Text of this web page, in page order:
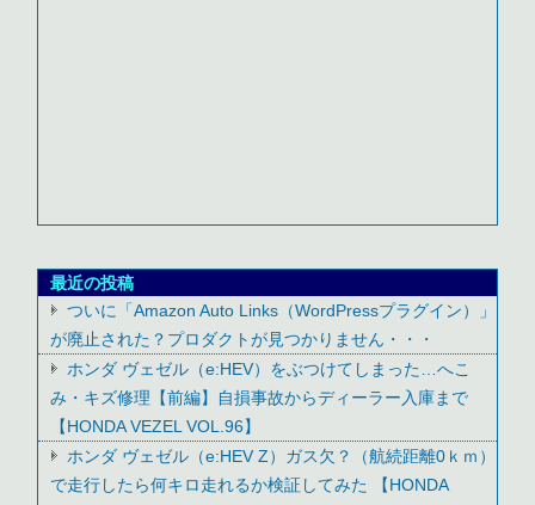
最近の投稿
ついに「Amazon Auto Links（WordPressプラグイン）」
が廃止された？プロダクトが見つかりません・・・
ホンダ ヴェゼル（e:HEV）をぶつけてしまった…へこ
み・キズ修理【前編】自損事故からディーラー入庫まで
【HONDA VEZEL VOL.96】
ホンダ ヴェゼル（e:HEV Z）ガス欠？（航続距離0ｋｍ）
で走行したら何キロ走れるか検証してみた 【HONDA